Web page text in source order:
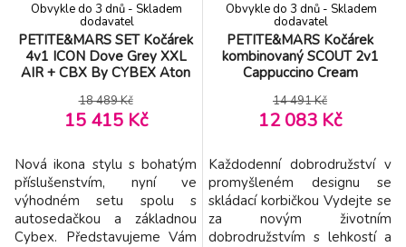
PETITE&MARS SET Kočárek
4v1 ICON Dove Grey XXL
AIR + CBX By CYBEX Aton
Obvykle do 3 dnů - Skladem
dodavatel
18 489 Kč
15 415 Kč
Nová ikona stylu s bohatým
příslušenstvím, nyní ve
výhodném setu spolu s
autosedačkou a základnou
Cybex. Představujeme Vám
PETITE&MARS Kočárek
kombinovaný SCOUT 2v1
Cappuccino Cream
Obvykle do 3 dnů - Skladem
dodavatel
14 491 Kč
12 083 Kč
Každodenní dobrodružství v
promyšleném designu se
skládací korbičkou Vydejte se
za novým životním
dobrodružstvím s lehkostí a